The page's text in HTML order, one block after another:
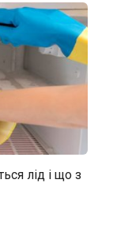
лід і що з